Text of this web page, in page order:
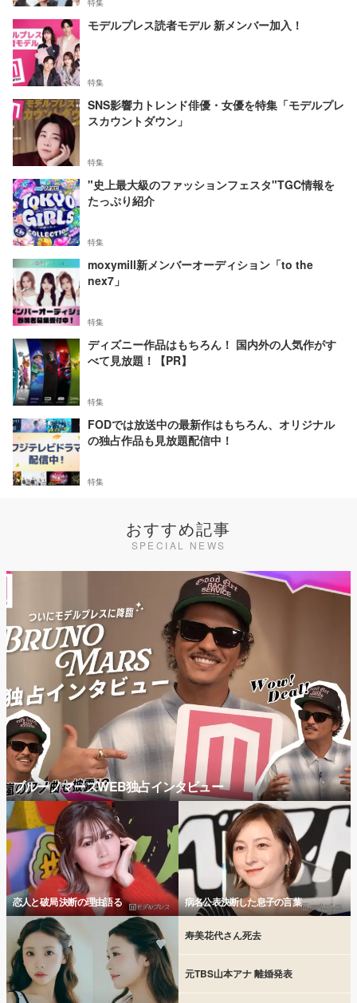
特集
モデルプレス読者モデル 新メンバー加入！
特集
SNS影響力トレンド俳優・女優を特集「モデルプレ
スカウントダウン」
特集
"史上最大級のファッションフェスタ"TGC情報を
たっぷり紹介
特集
moxymill新メンバーオーディション「to the
nex7」
特集
ディズニー作品はもちろん！ 国内外の人気作がす
べて見放題！【PR】
特集
FODでは放送中の最新作はもちろん、オリジナル
の独占作品も見放題配信中！
特集
おすすめ記事
SPECIAL NEWS
ブルーノマーズWEB独占インタビュー
恋人と破局 決断の理由語る 病名公表決断した息子の言葉
寿美花代さん死去
元TBS山本アナ 離婚発表